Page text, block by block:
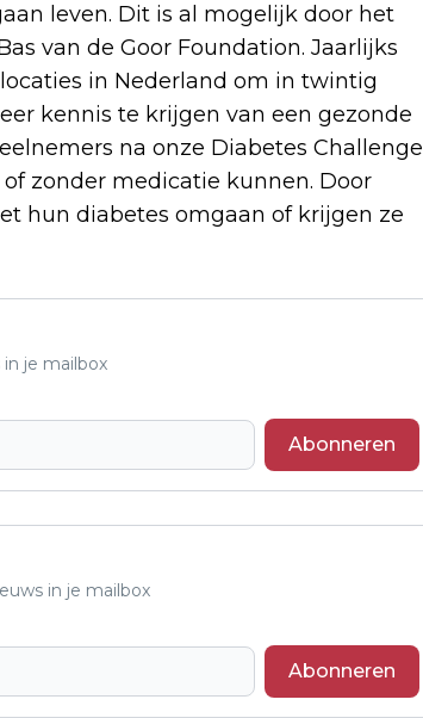
leven. Dit is al mogelijk door het
van de Goor Foundation. Jaarlijks
in Nederland om in twintig
kennis te krijgen van een gezonde
na onze Diabetes Challenge
zonder medicatie kunnen. Door
hun diabetes omgaan of krijgen ze
je mailbox
Abonneren
in je mailbox
Abonneren